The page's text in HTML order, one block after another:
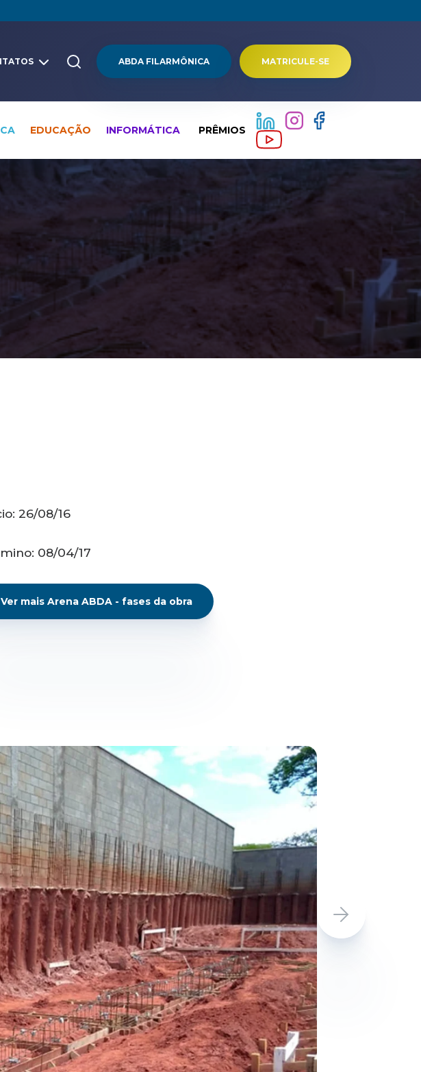
ABDA FILARMÔNICA MATRICULE-SE
EDUCAÇÃO INFORMÁTICA PRÊMIOS
26/08/16
08/04/17
Ver mais Arena ABDA - fases da obra